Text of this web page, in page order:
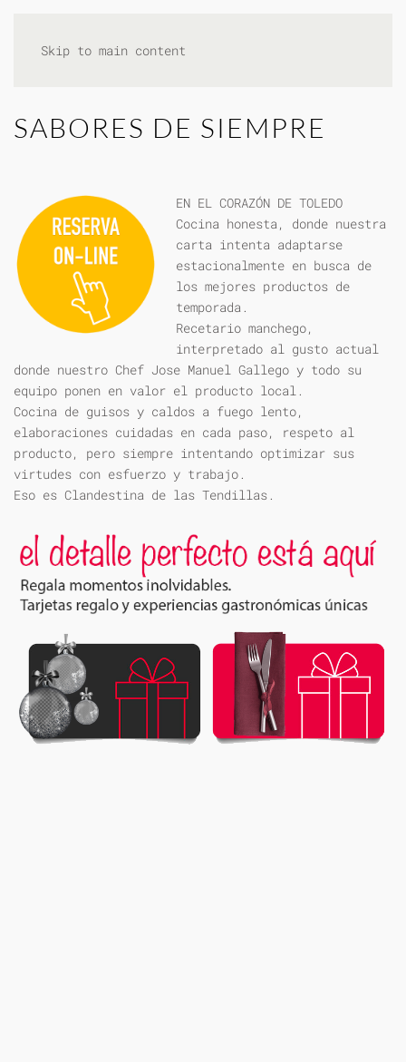
Skip to main content
SABORES DE SIEMPRE
EN EL CORAZÓN DE TOLEDO
Cocina honesta, donde nuestra
carta intenta adaptarse
estacionalmente en busca de
los mejores productos de
temporada.
Recetario manchego,
interpretado al gusto actual
donde nuestro Chef Jose Manuel Gallego y todo su
equipo ponen en valor el producto local.
Cocina de guisos y caldos a fuego lento,
elaboraciones cuidadas en cada paso, respeto al
producto, pero siempre intentando optimizar sus
virtudes con esfuerzo y trabajo.
Eso es Clandestina de las Tendillas.